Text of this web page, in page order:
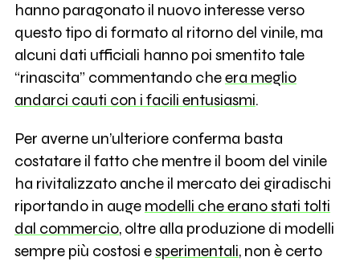
hanno paragonato il nuovo interesse verso
questo tipo di formato al ritorno del vinile, ma
alcuni dati ufficiali hanno poi smentito tale
“rinascita” commentando cheera meglio
andarci cauti con i facili entusiasmi.
Per averne un’ulteriore conferma basta
costatare il fatto che mentre il boom del vinile
ha rivitalizzato anche il mercato dei giradischi
riportando in auge modelli che erano stati tolti
dal commercio, oltre alla produzione di modelli
sempre più costosi esperimentali, non è certo